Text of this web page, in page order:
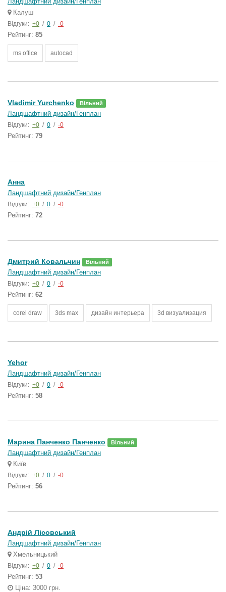
Калуш
Відгуки: +0 / 0 / -0
Рейтинг: 85
ms office autocad
Vlаdimіr Yurchenko Вільний
Ландшафтний дизайн/Генплан
Відгуки: +0 / 0 / -0
Рейтинг: 79
Анна
Ландшафтний дизайн/Генплан
Відгуки: +0 / 0 / -0
Рейтинг: 72
Дмитрий Ковальчин Вільний
Ландшафтний дизайн/Генплан
Відгуки: +0 / 0 / -0
Рейтинг: 62
corel draw 3ds max дизайн интерьера 3d визуализация
Yehor
Ландшафтний дизайн/Генплан
Відгуки: +0 / 0 / -0
Рейтинг: 58
Марина Панченко Панченко Вільний
Ландшафтний дизайн/Генплан
Київ
Відгуки: +0 / 0 / -0
Рейтинг: 56
Андрій Лісовський
Ландшафтний дизайн/Генплан
Хмельницький
Відгуки: +0 / 0 / -0
Рейтинг: 53
Ціна: 3000 грн.